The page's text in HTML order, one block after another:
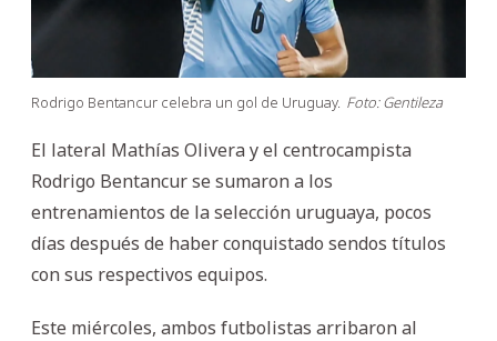
Rodrigo Bentancur celebra un gol de Uruguay. Foto: Gentileza
El lateral Mathías Olivera y el centrocampista
Rodrigo Bentancur se sumaron a los
entrenamientos de la selección uruguaya, pocos
días después de haber conquistado sendos títulos
con sus respectivos equipos.
Este miércoles, ambos futbolistas arribaron al